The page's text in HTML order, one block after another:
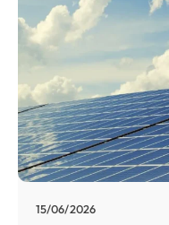
15/06/2026